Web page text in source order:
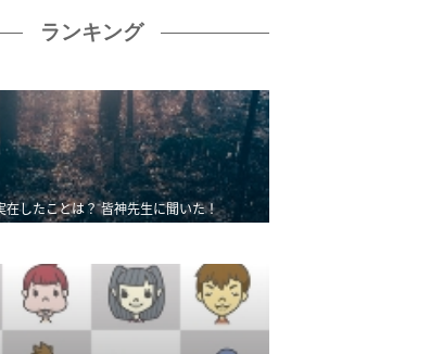
ランキング
在したことは？ 皆神先生に聞いた！